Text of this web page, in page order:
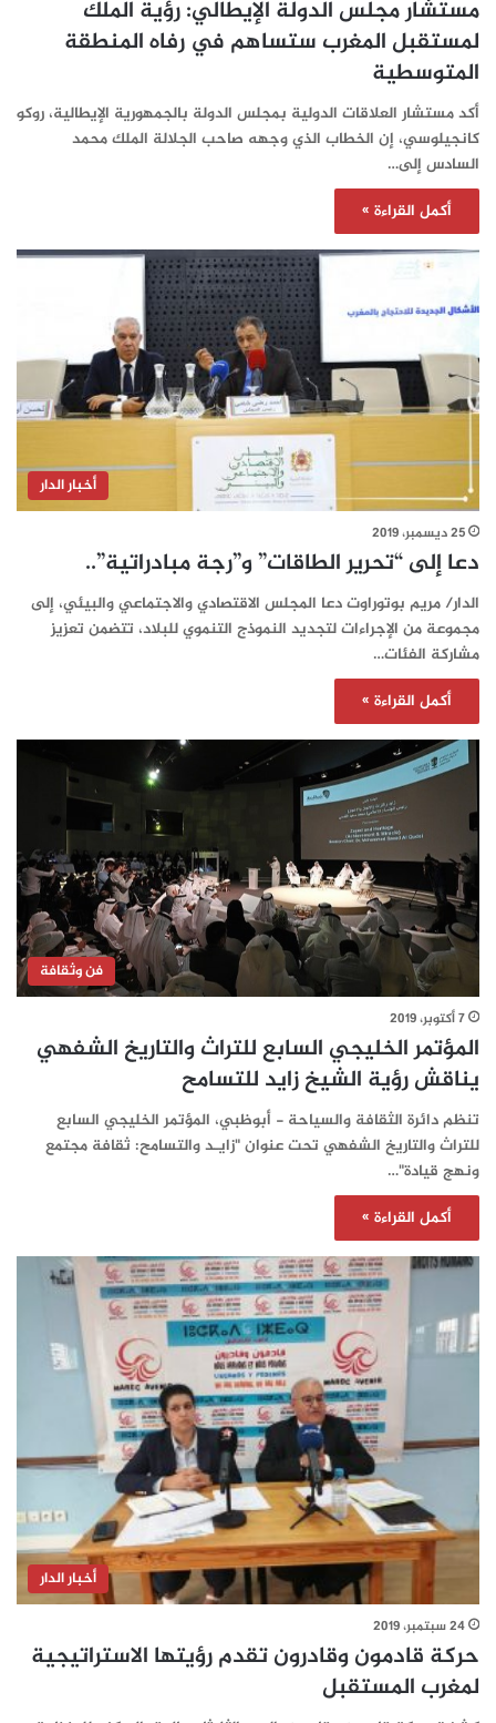
مستشار مجلس الدولة الإيطالي: رؤية الملك
لمستقبل المغرب ستساهم في رفاه المنطقة
المتوسطية
أكد مستشار العلاقات الدولية بمجلس الدولة بالجمهورية الإيطالية، روكو
كانجيلوسي، إن الخطاب الذي وجهه صاحب الجلالة الملك محمد
السادس إلى…
أكمل القراءة »
أخبار الدار
25 ديسمبر، 2019
دعا إلى “تحرير الطاقات” و”رجة مبادراتية”..
الدار/ مريم بوتوراوت دعا المجلس الاقتصادي والاجتماعي والبيئي، إلى
مجموعة من الإجراءات لتجديد النموذج التنموي للبلاد، تتضمن تعزيز
مشاركة الفئات…
أكمل القراءة »
فن وثقافة
7 أكتوبر، 2019
المؤتمر الخليجي السابع للتراث والتاريخ الشفهي
يناقش رؤية الشيخ زايد للتسامح
تنظم دائرة الثقافة والسياحة - أبوظبي، المؤتمر الخليجي السابع
للتراث والتاريخ الشفهي تحت عنوان "زايـد والتسامح: ثقافة مجتمع
ونهج قيادة"…
أكمل القراءة »
أخبار الدار
24 سبتمبر، 2019
حركة قادمون وقادرون تقدم رؤيتها الاستراتيجية
لمغرب المستقبل